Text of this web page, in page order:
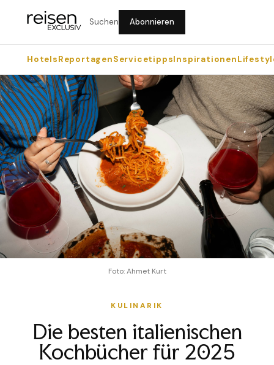
Suchen Abonnieren
HotelsReportagenServicetippsInspirationen
Foto: Ahmet Kurt
KULINARIK
Die besten italienischen
Kochbücher für 2025